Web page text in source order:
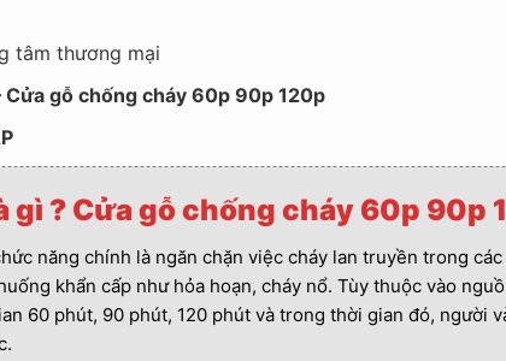
tâm thương mại
Cửa gỗ chống cháy 60p 90p 120p
gì ? Cửa gỗ chống cháy 60p 90p
năng chính là ngăn chặn việc cháy lan truyền trong
khẩn cấp như hỏa hoạn, cháy nổ. Tùy thuộc vào
60 phút, 90 phút, 120 phút và trong thời gian đó, người